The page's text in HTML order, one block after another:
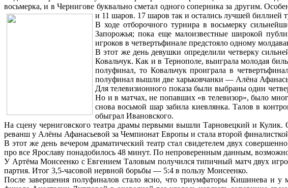
восьмерка, и в Чернигове буквально сметал одного соперника за другим.
и 11 шаров. 17 шаров так и остались лучшей биллией
В ходе отборочного турнира в восьмерку
Запорожья; пока еще малоизвестные широкой
игроков в четвертьфинале предстояло одному
В этот же день девушки определили четверку
Ковальчук. Как и в Тернополе, выиграла молодая
полуфинал, то Ковальчук проиграла в
полуфинал вышли две харьковчанки — Алёна
Для телевизионного показа были выбраны один
Но и в матчах, не попавших «в телевизор», было
снова восьмой шар забила киевлянка. Талов в
обыграл Ивановского.
На сцену черниговского театра драмы первыми вышли Тарновецкий и
реванш у Алёны Афанасьевой за Чемпионат Европы и стала второй
В этот же день вечером драматический театр стал свидетелем двух
про все Ярославу понадобилось 48 минут. По непроверенным данным,
У Артёма Моисеенко с Евгением Таловым получился типичный матч двух
партия. Итог 3,5-часовой нервной борьбы — 5:4 в пользу Моисеенко.
После завершения полуфиналов стало ясно, что триумфаторы Кишинева